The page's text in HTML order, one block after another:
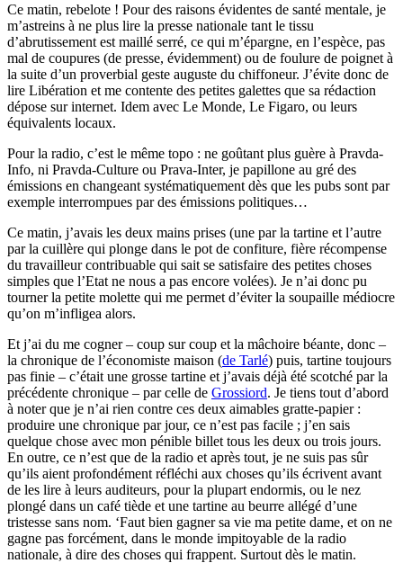
Ce matin, rebelote ! Pour des raisons évidentes de santé mentale, je
m’astreins à ne plus lire la presse nationale tant le tissu
d’abrutissement est maillé serré, ce qui m’épargne, en l’espèce, pas
mal de coupures (de presse, évidemment) ou de foulure de poignet à
la suite d’un proverbial geste auguste du chiffoneur. J’évite donc de
lire Libération et me contente des petites galettes que sa rédaction
dépose sur internet. Idem avec Le Monde, Le Figaro, ou leurs
équivalents locaux.
Pour la radio, c’est le même topo : ne goûtant plus guère à Pravda-
Info, ni Pravda-Culture ou Prava-Inter, je papillone au gré des
émissions en changeant systématiquement dès que les pubs sont par
exemple interrompues par des émissions politiques…
Ce matin, j’avais les deux mains prises (une par la tartine et l’autre
par la cuillère qui plonge dans le pot de confiture, fière récompense
du travailleur contribuable qui sait se satisfaire des petites choses
simples que l’Etat ne nous a pas encore volées). Je n’ai donc pu
tourner la petite molette qui me permet d’éviter la soupaille médiocre
qu’on m’infligea alors.
Et j’ai du me cogner – coup sur coup et la mâchoire béante, donc –
la chronique de l’économiste maison (de Tarlé) puis, tartine toujours
pas finie – c’était une grosse tartine et j’avais déjà été scotché par la
précédente chronique – par celle de Grossiord. Je tiens tout d’abord
à noter que je n’ai rien contre ces deux aimables gratte-papier :
produire une chronique par jour, ce n’est pas facile ; j’en sais
quelque chose avec mon pénible billet tous les deux ou trois jours.
En outre, ce n’est que de la radio et après tout, je ne suis pas sûr
qu’ils aient profondément réfléchi aux choses qu’ils écrivent avant
de les lire à leurs auditeurs, pour la plupart endormis, ou le nez
plongé dans un café tiède et une tartine au beurre allégé d’une
tristesse sans nom. ‘Faut bien gagner sa vie ma petite dame, et on ne
gagne pas forcément, dans le monde impitoyable de la radio
nationale, à dire des choses qui frappent. Surtout dès le matin.